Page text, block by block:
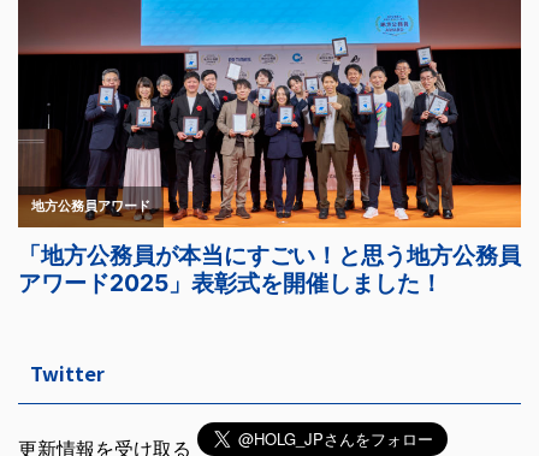
Twitter
更新情報を受け取る